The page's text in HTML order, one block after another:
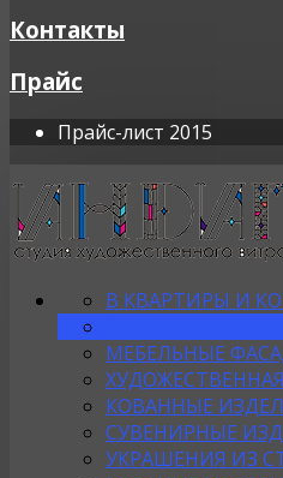
Контакты
Прайс
Прайс-лист 2015
В КВАРТИРЫ И
ОБЩЕСТВЕННЫЕ
МЕБЕЛЬНЫЕ
КОВАННЫЕ
СУВЕНИРНЫЕ
УКРАШЕНИЯ ИЗ